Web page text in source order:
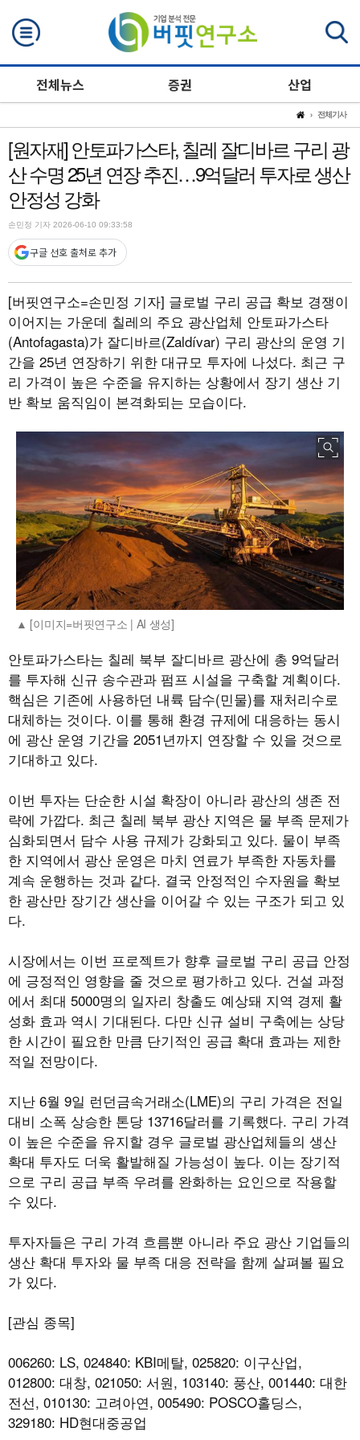
전체뉴스 증권 산업
전체기사
[원자재] 안토파가스타, 칠레 잘디바르 구리 광
산 수명 25년 연장 추진…9억달러 투자로 생산
안정성 강화
손민정 기자 2026-06-10 09:33:58
구글 선호 출처로 추가
[버핏연구소=손민정 기자] 글로벌 구리 공급 확보 경쟁이
이어지는 가운데 칠레의 주요 광산업체 안토파가스타
(Antofagasta)가 잘디바르(Zaldívar) 구리 광산의 운영 기
간을 25년 연장하기 위한 대규모 투자에 나섰다. 최근 구
리 가격이 높은 수준을 유지하는 상황에서 장기 생산 기
반 확보 움직임이 본격화되는 모습이다.
[이미지=버핏연구소 | AI 생성]
안토파가스타는 칠레 북부 잘디바르 광산에 총 9억달러
를 투자해 신규 송수관과 펌프 시설을 구축할 계획이다.
핵심은 기존에 사용하던 내륙 담수(민물)를 재처리수로
대체하는 것이다. 이를 통해 환경 규제에 대응하는 동시
에 광산 운영 기간을 2051년까지 연장할 수 있을 것으로
기대하고 있다.
이번 투자는 단순한 시설 확장이 아니라 광산의 생존 전
략에 가깝다. 최근 칠레 북부 광산 지역은 물 부족 문제가
심화되면서 담수 사용 규제가 강화되고 있다. 물이 부족
한 지역에서 광산 운영은 마치 연료가 부족한 자동차를
계속 운행하는 것과 같다. 결국 안정적인 수자원을 확보
한 광산만 장기간 생산을 이어갈 수 있는 구조가 되고 있
다.
시장에서는 이번 프로젝트가 향후 글로벌 구리 공급 안정
에 긍정적인 영향을 줄 것으로 평가하고 있다. 건설 과정
에서 최대 5000명의 일자리 창출도 예상돼 지역 경제 활
성화 효과 역시 기대된다. 다만 신규 설비 구축에는 상당
한 시간이 필요한 만큼 단기적인 공급 확대 효과는 제한
적일 전망이다.
지난 6월 9일 런던금속거래소(LME)의 구리 가격은 전일
대비 소폭 상승한 톤당 13716달러를 기록했다. 구리 가격
이 높은 수준을 유지할 경우 글로벌 광산업체들의 생산
확대 투자도 더욱 활발해질 가능성이 높다. 이는 장기적
으로 구리 공급 부족 우려를 완화하는 요인으로 작용할
수 있다.
투자자들은 구리 가격 흐름뿐 아니라 주요 광산 기업들의
생산 확대 투자와 물 부족 대응 전략을 함께 살펴볼 필요
가 있다.
[관심 종목]
006260: LS, 024840: KBI메탈, 025820: 이구산업,
012800: 대창, 021050: 서원, 103140: 풍산, 001440: 대한
전선, 010130: 고려아연, 005490: POSCO홀딩스,
329180: HD현대중공업
검색